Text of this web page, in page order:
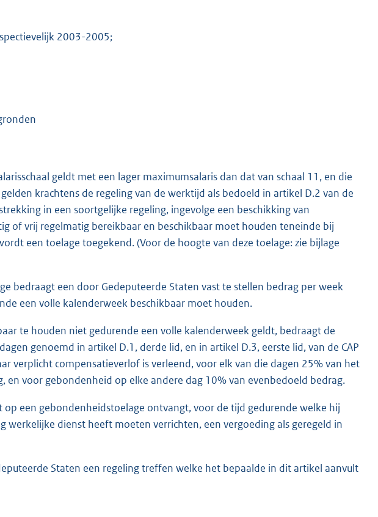
2003-2005;
geldt met een lager maximumsalaris dan dat van schaal 11, en die
krachtens de regeling van de werktijd als bedoeld in artikel D.2 van de
in een soortgelijke regeling, ingevolge een beschikking van
of vrij regelmatig bereikbaar en beschikbaar moet houden teneinde bij
een toelage toegekend. (Voor de hoogte van deze toelage: zie bijlage
bedraagt een door Gedeputeerde Staten vast te stellen bedrag per week
een volle kalenderweek beschikbaar moet houden.
te houden niet gedurende een volle kalenderweek geldt, bedraagt de
genoemd in artikel D.1, derde lid, en in artikel D.3, eerste lid, van de CAP
verplicht compensatieverlof is verleend, voor elk van die dagen 25% van het
en voor gebondenheid op elke andere dag 10% van evenbedoeld bedrag.
een gebondenheidstoelage ontvangt, voor de tijd gedurende welke hij
werkelijke dienst heeft moeten verrichten, een vergoeding als geregeld in
Staten een regeling treffen welke het bepaalde in dit artikel aanvult